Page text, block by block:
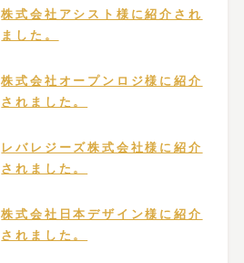
株式会社アシスト様に紹介され
ました。
株式会社オープンロジ様に紹介
されました。
レバレジーズ株式会社様に紹介
されました。
株式会社日本デザイン様に紹介
されました。